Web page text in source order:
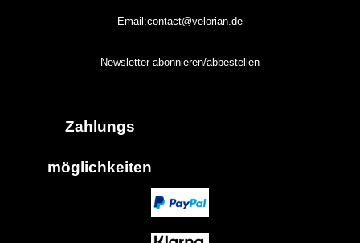
Email:contact@velorian.de
Newsletter abonnieren/abbestellen
Zahlungs
möglich keiten